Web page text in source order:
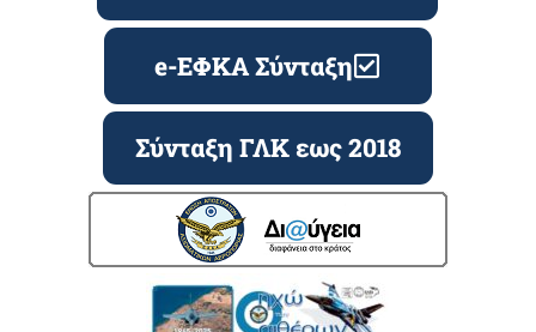
e-ΕΦΚΑ Σύνταξη
Σύνταξη ΓΛΚ εως 2018